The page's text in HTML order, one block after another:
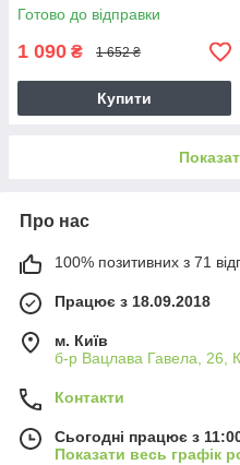
Готово до відправки
1 090 ₴ 1 652 ₴
Купити
Про нас
100% позитивних з 71
Працює з 18.09.2018
м. Київ
б-р Вацлава Гавела, 26,
Контакти
Сьогодні працює з
Показати весь графік